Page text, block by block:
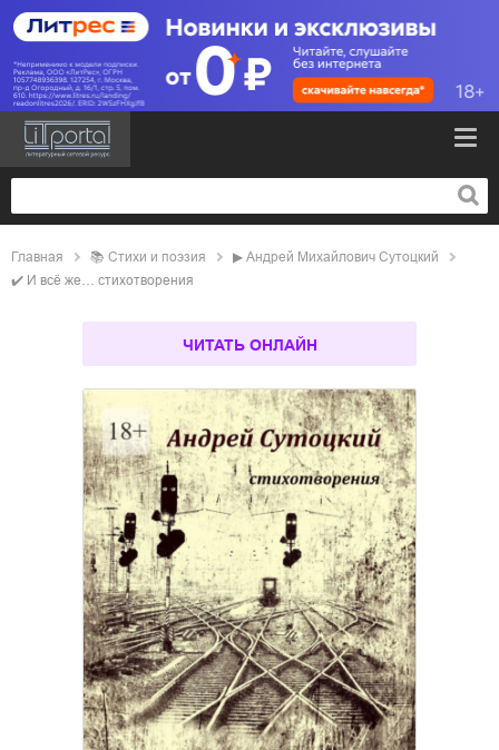
Главная 📚 стихи и поэзия ▶ Андрей Михайлович Сутоцкий
✔️ И всё же… стихотворения
ЧИТАТЬ ОНЛАЙН